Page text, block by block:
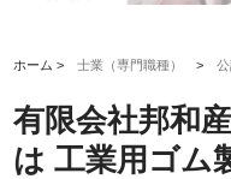
ホーム >士業（専門職種） >
有限会社邦和
は 工業用ゴム